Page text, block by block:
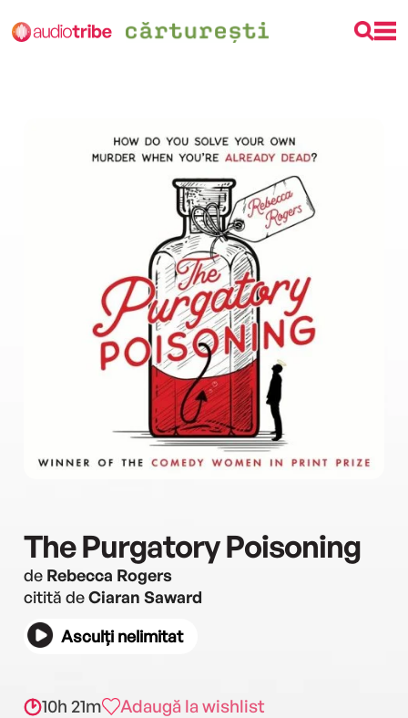
The Purgatory Poisoning
de Rebecca Rogers
citită deCiaran Saward
Asculți nelimitat
10h 21m Adaugă la wishlist